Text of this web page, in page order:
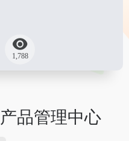
1,788
品管理中心